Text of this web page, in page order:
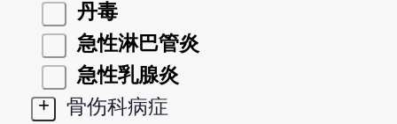
丹毒
急性淋巴管炎
急性乳腺炎
+
骨伤科病症